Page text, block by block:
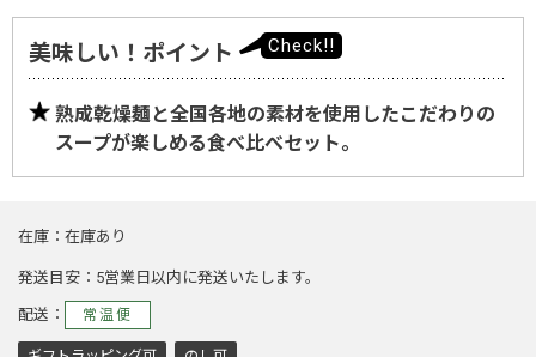
美味しい！ポイント
熟成乾燥麺と全国各地の素材を使用したこだわりの
スープが楽しめる食べ比べセット。
在庫 在庫あり
発送目安 5営業日以内に発送いたします。
配送 常温便